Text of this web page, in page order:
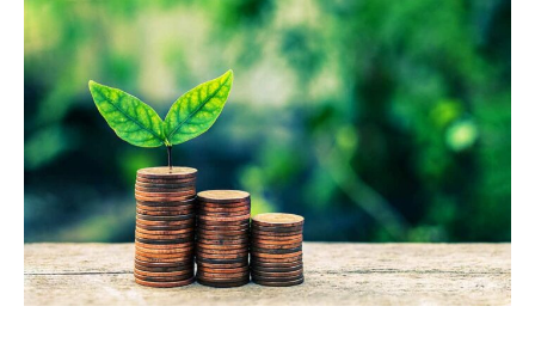
Welcome to Liberty Case
We have a curated list of the most noteworthy news from all
across the globe. With any subscription plan, you get access
exclusive articles that let you stay ahead of the curve.
Your Profile
NEWS LIFESTYLE PUBLIC OPINION